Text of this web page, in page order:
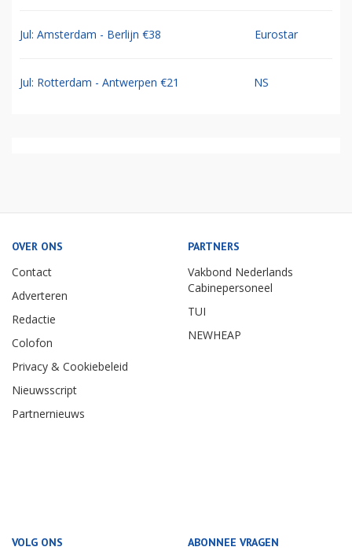
Jul: Amsterdam - Berlijn €38 Eurostar
Jul: Rotterdam - Antwerpen €21 NS
OVER ONS
Contact
Adverteren
Redactie
Colofon
Privacy & Cookiebeleid
Nieuwsscript
Partnernieuws
PARTNERS
Vakbond Nederlands
Cabinepersoneel
TUI
NEWHEAP
VOLG ONS ABONNEE VRAGEN